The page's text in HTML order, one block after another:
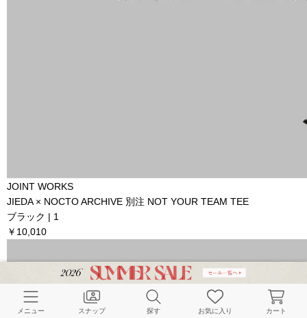
JOINT WORKS
JIEDA × NOCTO ARCHIVE 別注 NOT YOUR TEAM TEE
ブラック | 1
￥10,010
メニュー スナップ 探す お気に入り カート